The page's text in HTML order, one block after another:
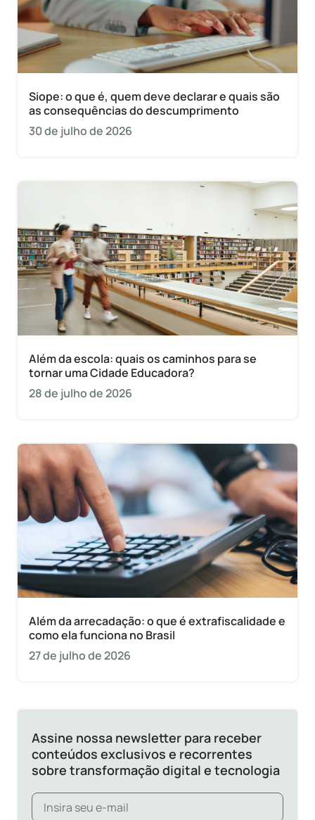
Siope: o que é, quem deve declarar e quais são
as consequências do descumprimento
30 de julho de 2026
Além da escola: quais os caminhos para se
tornar uma Cidade Educadora?
28 de julho de 2026
Além da arrecadação: o que é extrafiscalidade e
como ela funciona no Brasil
27 de julho de 2026
Assine nossa newsletter para receber
conteúdos exclusivos e recorrentes
sobre transformação digital e tecnologia